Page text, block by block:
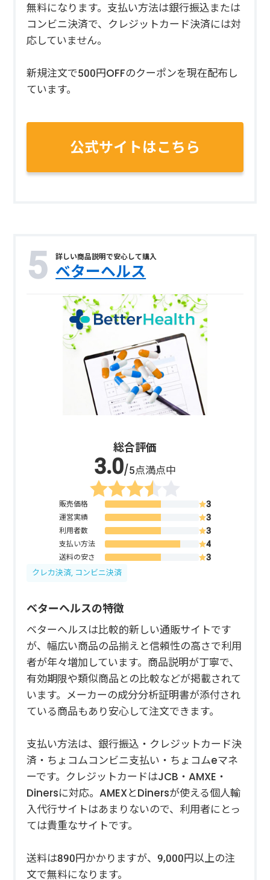
無料になります。支払い方法は銀行振込または
コンビニ決済で、クレジットカード決済には対
応していません。
新規注文で500円OFFのクーポンを現在配布し
ています。
公式サイトはこちら
詳しい商品説明で安心して購入
ベターヘルス
総合評価
/5点満点中
販売価格
運営実績
利用者数
支払い方法
送料の安さ
クレカ決済, コンビニ決済
ベターヘルスの特徴
ベターヘルスは比較的新しい通販サイトです
が、幅広い商品の品揃えと信頼性の高さで利用
者が年々増加しています。商品説明が丁寧で、
有効期限や類似商品との比較などが掲載されて
います。メーカーの成分分析証明書が添付され
ている商品もあり安心して注文できます。
支払い方法は、銀行振込・クレジットカード決
済・ちょコムコンビニ支払い・ちょコムeマネ
ーです。クレジットカードはJCB・AMXE・
Dinersに対応。AMEXとDinersが使える個人輸
入代行サイトはあまりないので、利用者にとっ
ては貴重なサイトです。
送料は890円かかりますが、9,000円以上の注
文で無料になります。